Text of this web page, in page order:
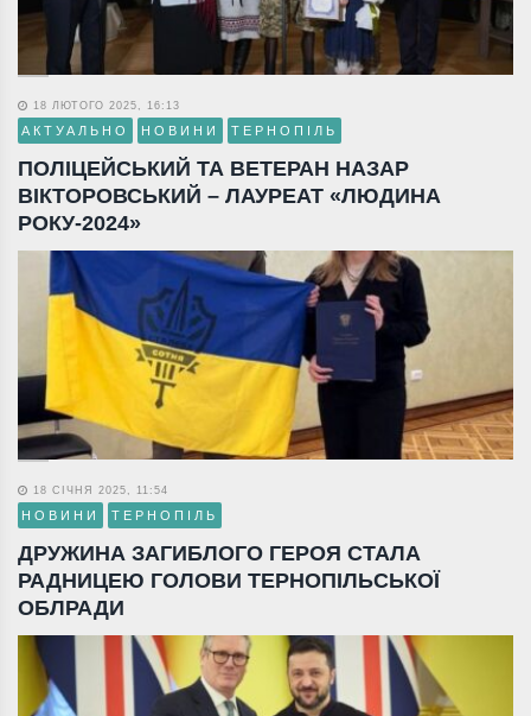
18 ЛЮТОГО 2025, 16:13
АКТУАЛЬНО НОВИНИ ТЕРНОПІЛЬ
ПОЛІЦЕЙСЬКИЙ ТА ВЕТЕРАН НАЗАР
ВІКТОРОВСЬКИЙ – ЛАУРЕАТ «ЛЮДИНА
РОКУ-2024»
18 СІЧНЯ 2025, 11:54
НОВИНИ ТЕРНОПІЛЬ
ДРУЖИНА ЗАГИБЛОГО ГЕРОЯ СТАЛА
РАДНИЦЕЮ ГОЛОВИ ТЕРНОПІЛЬСЬКОЇ
ОБЛРАДИ